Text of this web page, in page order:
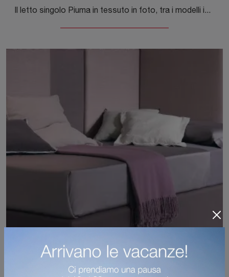
Il letto singolo Piuma in tessuto in foto, tra i modelli imbottiti moderni di Tomasella, è perfetto per garantire il relax totale.
Corner